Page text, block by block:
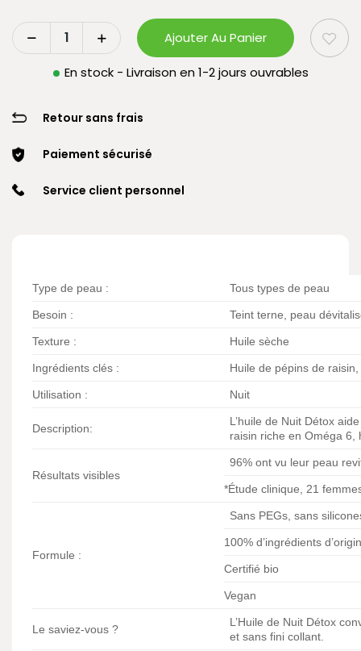
Ajouter Au Panier
En stock - Livraison en 1-2 jours ouvrables
Retour sans frais
Paiement sécurisé
Service client personnel
Type de peau : Tous types de peau
Besoin : Teint terne, peau
Texture : Huile sèche
Ingrédients clés : Huile de pépins de
Utilisation : Nuit
Description:
L’huile de Nuit Détox
raisin riche en Oméga 6,
Résultats visibles
96% ont vu leur peau
*Étude clinique, 21
Formule :
Sans PEGs, sans
100% d’ingrédients
Certifié bio
Vegan
Le saviez-vous ?
L’Huile de Nuit Détox
et sans fini collant.